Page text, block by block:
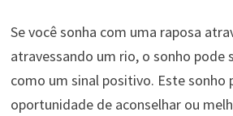
Se você sonha com uma raposa
atravessando um rio, o sonho pode
como um sinal positivo. Este sonho
oportunidade de aconselhar ou